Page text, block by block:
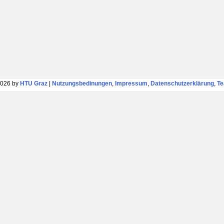
by HTU Graz| Nutzungsbedinungen, Impressum, Datenschutzerklärung,